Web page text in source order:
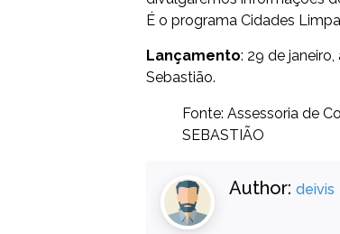
É o programa Cidades
Lançamento: 29 de
Sebastião.
Fonte: Assessoria de
SEBASTIÃO
Author: deivis